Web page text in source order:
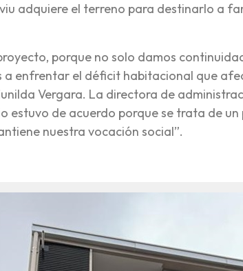
adquiere el terreno para destinarlo a
porque no solo damos
a enfrentar el déficit habitacional que
Vergara. La directora de
estuvo de acuerdo porque se trata de un
nuestra vocación social”.